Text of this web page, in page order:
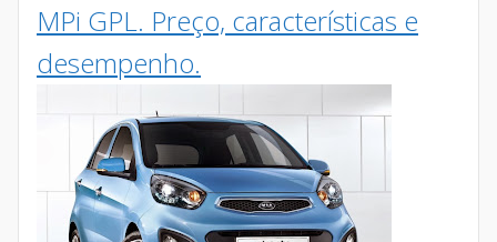
MPi GPL. Preço, características e
desempenho.